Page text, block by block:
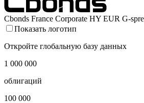
Cbonds France Corporate HY EUR G-
Показать логотип
Откройте глобальную базу данных
1 000 000
облигаций
100 000